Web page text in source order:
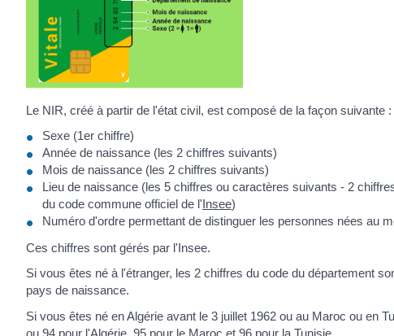
Le NIR, créé à partir de l'état civil, est composé de la façon suivante :
Sexe (1er chiffre)
Année de naissance (les 2 chiffres suivants)
Mois de naissance (les 2 chiffres suivants)
Lieu de naissance (les 5 chiffres ou caractères suivants - 2
du code commune officiel de l'Insee)
Numéro d'ordre permettant de distinguer les personnes nées au
Ces chiffres sont gérés par l'Insee.
Si vous êtes né à l'étranger, les 2 chiffres du code du département
pays de naissance.
Si vous êtes né en Algérie avant le 3 juillet 1962 ou au Maroc ou en
ou 94 pour l'Algérie, 95 pour le Maroc et 96 pour la Tunisie.